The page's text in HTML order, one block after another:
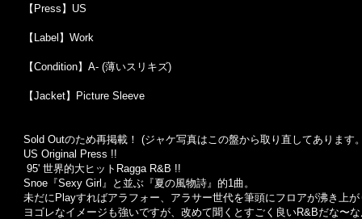
【Press】US
【Label】Work
【Condition】A- (薄いスリキズ)
【Jacket】Picture Sleeve
Sold Outのため再掲載！ (ジャケ写真はこの盤から取り直してあります
US Original Press !!
95' 世界的大ヒットRagga R&B !!
Snoe『Sexy Girl』と並ぶ『夏の風物詩』的1曲。
未だにPlayすればアラフォー、アラサー世代を筆頭にフロアが沸き上
ヨゴレなイメージも強いですが、改めて聞くとすごく良いR&Bだな〜